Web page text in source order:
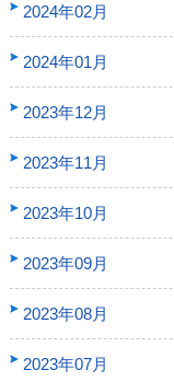
2024年02月
2024年01月
2023年12月
2023年11月
2023年10月
2023年09月
2023年08月
2023年07月